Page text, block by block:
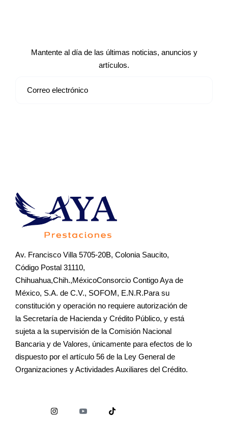
Mantente al día de las últimas noticias, anuncios y
artículos.
Av. Francisco Villa 5705-20B, Colonia Saucito,
Código Postal 31110,
Chihuahua,Chih.,MéxicoConsorcio Contigo Aya de
México, S.A. de C.V., SOFOM, E.N.R.Para su
constitución y operación no requiere autorización de
la Secretaría de Hacienda y Crédito Público, y está
sujeta a la supervisión de la Comisión Nacional
Bancaria y de Valores, únicamente para efectos de lo
dispuesto por el artículo 56 de la Ley General de
Organizaciones y Actividades Auxiliares del Crédito.